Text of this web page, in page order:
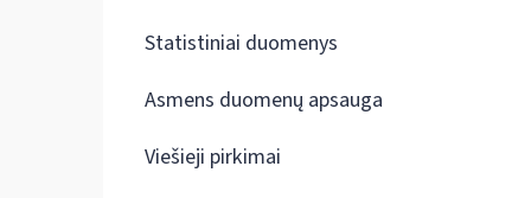
Statistiniai duomenys
Asmens duomenų apsauga
Viešieji pirkimai